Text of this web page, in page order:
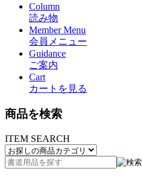
Column
読み物
Member Menu
会員メニュー
Guidance
ご案内
Cart
カートを見る
商品を検索
ITEM SEARCH